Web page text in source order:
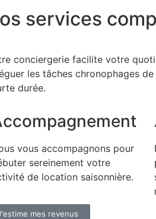
services
conciergerie facilite votre
les tâches chronophages
durée.
vous accompagnons pour
sereinement votre
de location saisonnière.
mes revenus